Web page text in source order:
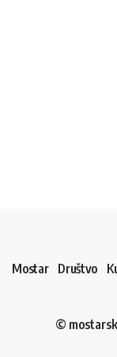
Mostar Društvo
©